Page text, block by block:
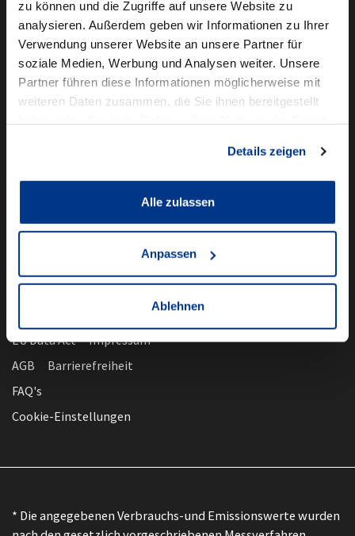
zu können und die Zugriffe auf unsere Website zu
analysieren. Außerdem geben wir Informationen zu Ihrer
Verwendung unserer Website an unsere Partner für
soziale Medien, Werbung und Analysen weiter. Unsere
Partner führen diese Informationen möglicherweise mit
weiteren Daten zusammen, die Sie ihnen bereitgestellt
Details zeigen
Alle zulassen
Anpassen
Ablehnen
Audi Business
BMW Geschäftskunden
Volkswagen Professional Class
Autowelt Schmidt
News & Events
Ausbildung
EU Data Act
Impressum
AGB
Barrierefreiheit
FAQ's
Cookie-Einstellungen
* Die angegebenen Verbrauchs-und Emissionswerte wurden